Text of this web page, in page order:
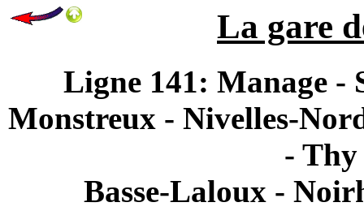
La gare
Ligne 141: Manage -
Monstreux - Nivelles-
- Thy
Basse-Laloux -